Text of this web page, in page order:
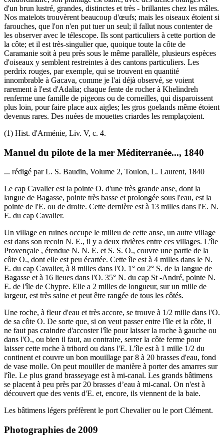
d'un brun lustré, grandes, distinctes et très - brillantes chez les mâles.
Nos matelots trouvèrent beaucoup d'œufs; mais les oiseaux étoient si
farouches, que l'on n'en put tuer un seul; il fallut nous contenter de
les observer avec le télescope. Ils sont particuliers à cette portion de
la côte; et il est très-singulier que, quoique toute la côte de
Caramanie soit à peu près sous le même parallèle, plusieurs espèces
d'oiseaux y semblent restreintes à des cantons particuliers. Les
perdrix rouges, par exemple, qui se trouvent en quantité
innombrable à Gacava, comme je l'ai déjà observé, se voient
rarement à l'est d'Adalia; chaque fente de rocher à Khelindreh
renferme une famille de pigeons ou de corneilles, qui disparoissent
plus loin, pour faire place aux aigles; les gros goelands même étoient
devenus rares. Des nuées de mouettes criardes les remplaçoient.
(1) Hist. d'Arménie, Liv. V, c. 4.
Manuel du pilote de la mer Méditerranée..., 1840
... rédigé par L. S. Baudin, Volume 2, Toulon, L. Laurent, 1840
Le cap Cavalier est la pointe O. d'une très grande anse, dont la
langue de Bagasse, pointe très basse et prolongée sous l'eau, est la
pointe de l'E. ou de droite. Cette dernière est à 13 milles dans l'E. N.
E. du cap Cavalier.
Un village en ruines occupe le milieu de cette anse, un autre village
est dans son recoin N. E., il y a deux rivières entre ces villages. L'île
Provençale , étendue N. N. E. et S. S. O., couvre une partie de la
côte O., dont elle est peu écartée. Cette île est à 4 milles dans le N.
E. du cap Cavalier, à 8 milles dans l'O. 1° ou 2° S. de la langue de
Bagasse et à 16 lieues dans l'O. 35° N. du cap St -André, pointe N.
E. de l'île de Chypre. Elle a 2 milles de longueur, sur un mille de
largeur, est très saine et peut être rangée de tous les côtés.
Une roche, à fleur d'eau et très accore, se trouve à 1/2 mille dans l'O.
de sa côte O. De sorte que, si on veut passer entre l'île et la côte, il
ne faut pas craindre d'accoster l'île pour laisser la roche à gauche ou
dans l'O., ou bien il faut, au contraire, serrer la côte ferme pour
laisser cette roche à tribord ou dans l'E. L'île est à 1 mille 1/2 du
continent et couvre un bon mouillage par 8 à 20 brasses d'eau, fond
de vase molle. On peut mouiller de manière à porter des amarres sur
l'île. Le plus grand brasseyage est à mi-canal. Les grands bâtimens
se placent à peu près par 20 brasses d’eau à mi-canal. On n'est à
découvert que des vents d'E. et, encore, ils viennent de la baie.
Les bâtimens légers préfèrent le port Chevalier ou le port Clément.
Photographies de 2009